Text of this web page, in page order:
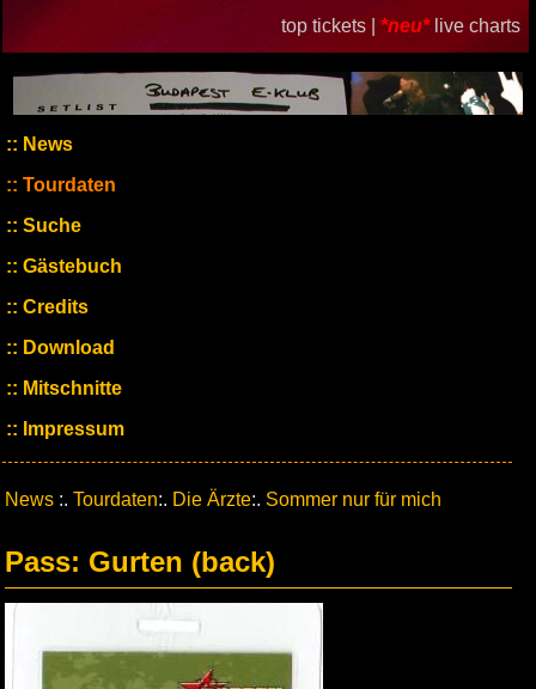
top tickets | *neu* live charts
News
Tourdaten
Suche
Gästebuch
Credits
Download
Mitschnitte
Impressum
News :. Tourdaten:. Die Ärzte:. Sommer nur für mich
Pass: Gurten (back)